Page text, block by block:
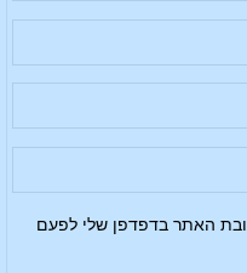
האתר בדפדפן שלי לפעם